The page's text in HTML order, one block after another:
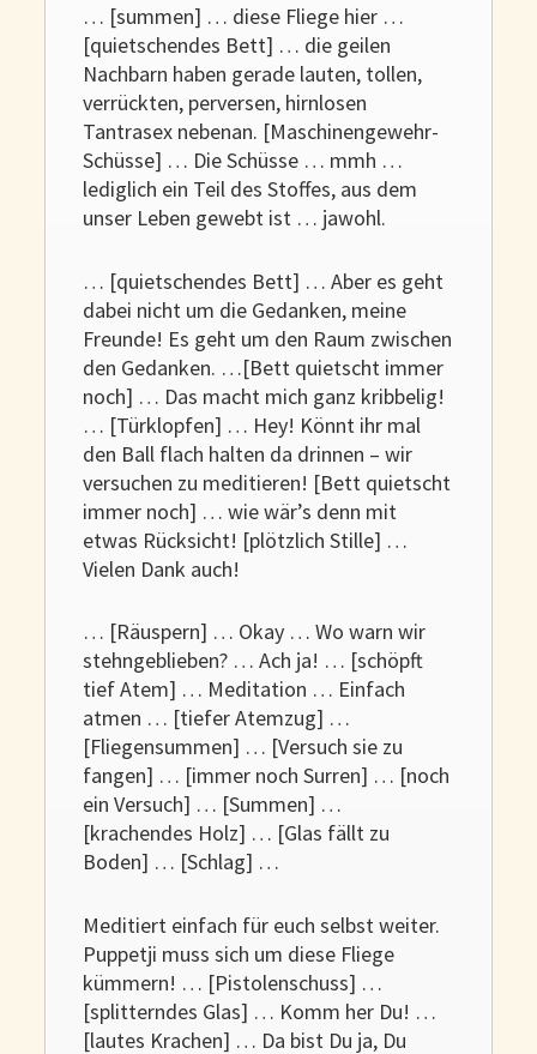
… [summen] … diese Fliege hier …
[quietschendes Bett] … die geilen
Nachbarn haben gerade lauten, tollen,
verrückten, perversen, hirnlosen
Tantrasex nebenan. [Maschinengewehr-
Schüsse] … Die Schüsse … mmh …
lediglich ein Teil des Stoffes, aus dem
unser Leben gewebt ist … jawohl.
… [quietschendes Bett] … Aber es geht
dabei nicht um die Gedanken, meine
Freunde! Es geht um den Raum zwischen
den Gedanken. …[Bett quietscht immer
noch] … Das macht mich ganz kribbelig!
… [Türklopfen] … Hey! Könnt ihr mal
den Ball flach halten da drinnen – wir
versuchen zu meditieren! [Bett quietscht
immer noch] … wie wär’s denn mit
etwas Rücksicht! [plötzlich Stille] …
Vielen Dank auch!
… [Räuspern] … Okay … Wo warn wir
stehngeblieben? … Ach ja! … [schöpft
tief Atem] … Meditation … Einfach
atmen … [tiefer Atemzug] …
[Fliegensummen] … [Versuch sie zu
fangen] … [immer noch Surren] … [noch
ein Versuch] … [Summen] …
[krachendes Holz] … [Glas fällt zu
Boden] … [Schlag] …
Meditiert einfach für euch selbst weiter.
Puppetji muss sich um diese Fliege
kümmern! … [Pistolenschuss] …
[splitterndes Glas] … Komm her Du! …
[lautes Krachen] … Da bist Du ja, Du